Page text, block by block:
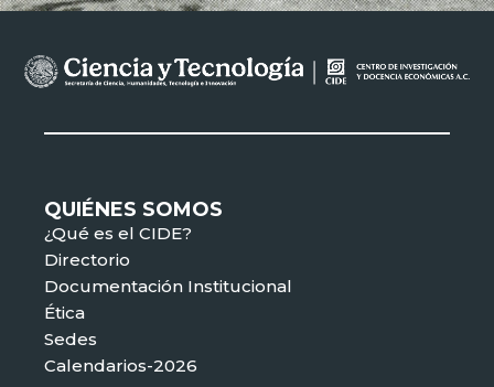
QUIÉNES SOMOS
¿Qué es el CIDE?
Directorio
Documentación Institucional
Ética
Sedes
Calendarios-2026